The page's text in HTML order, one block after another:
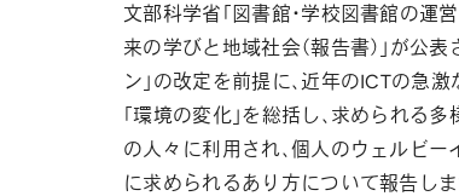
文部科学省「図書館・学校図書館の運
来の学びと地域社会（報告書）」が公
ン」の改定を前提に、近年のICTの急
「環境の変化」を総括し、求められる
の人々に利用され、個人のウェルビ
に求められるあり方について報告しま